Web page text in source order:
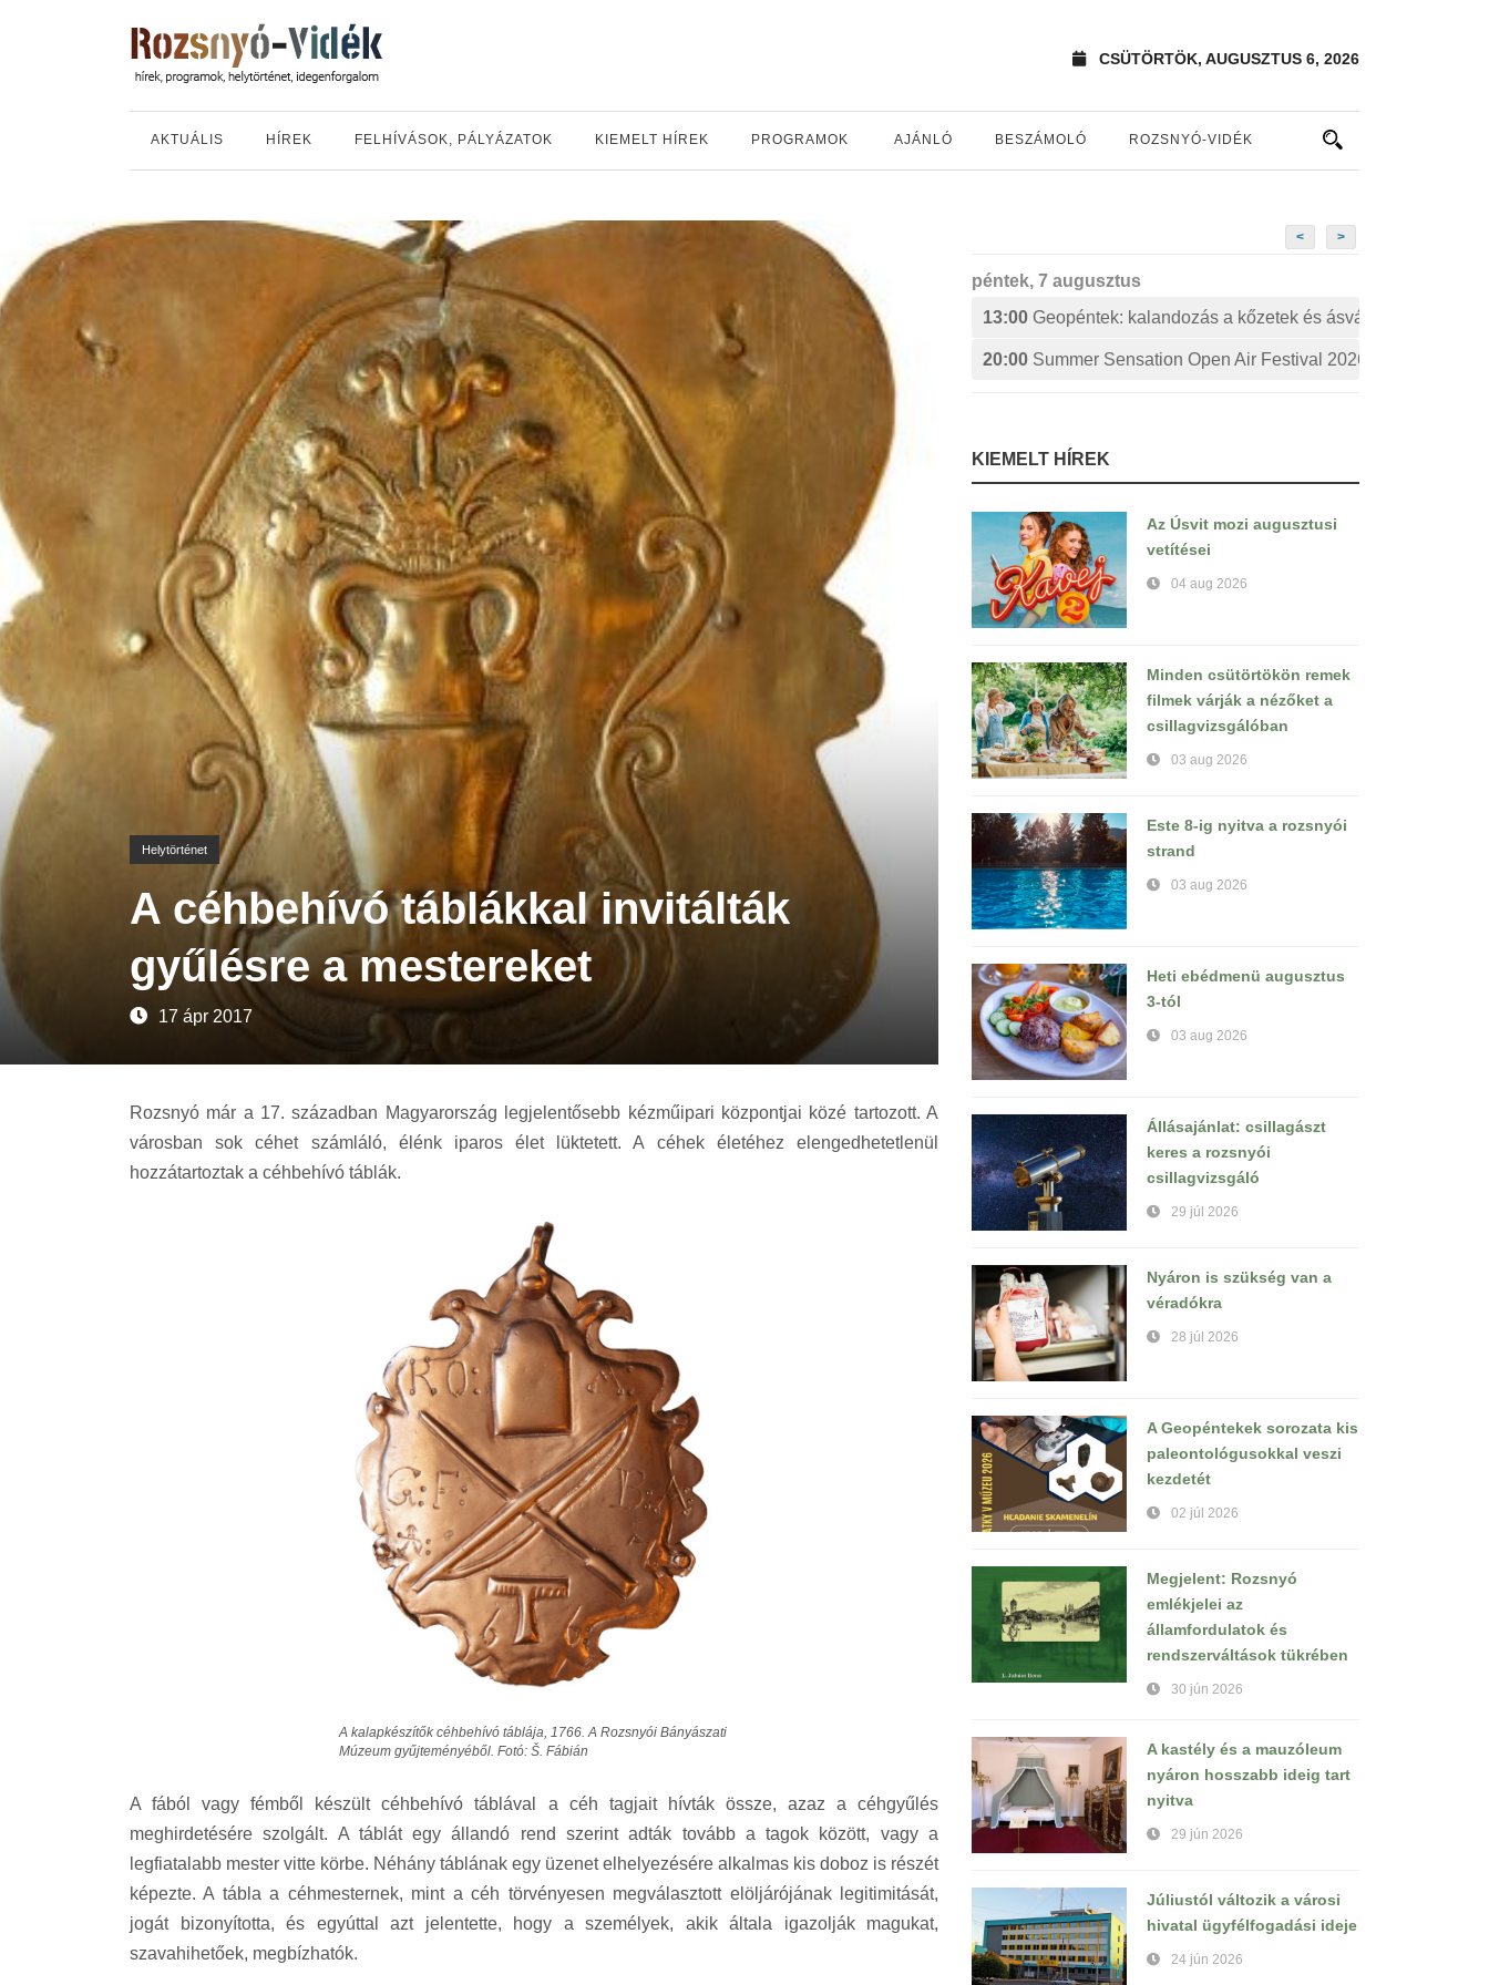
CSÜTÖRTÖK, AUGUSZTUS 6, 2026
AKTUÁLIS HÍREK FELHÍVÁSOK, PÁLYÁZATOK KIEMELT HÍREK PROGRAMOK AJÁNLÓ BESZÁMOLÓ ROZSNYÓ-VIDÉK
Helytörténet
A céhbehívó táblákkal invitálták
gyűlésre a mestereket
17 ápr 2017
Rozsnyó már a 17. században Magyarország legjelentősebb kézműipari központjai közé tartozott. A
városban sok céhet számláló, élénk iparos élet lüktetett. A céhek életéhez elengedhetetlenül
hozzátartoztak a céhbehívó táblák.
A kalapkészítők céhbehívó táblája, 1766. A Rozsnyói Bányászati
Múzeum gyűjteményéből. Fotó: Š. Fábián
A fából vagy fémből készült céhbehívó táblával a céh tagjait hívták össze, azaz a céhgyűlés
meghirdetésére szolgált. A táblát egy állandó rend szerint adták tovább a tagok között, vagy a
legfiatalabb mester vitte körbe. Néhány táblának egy üzenet elhelyezésére alkalmas kis doboz is részét
képezte. A tábla a céhmesternek, mint a céh törvényesen megválasztott elöljárójának legitimitását,
jogát bizonyította, és egyúttal azt jelentette, hogy a személyek, akik általa igazolják magukat,
szavahihetőek, megbízhatók.
< >
péntek, 7 augusztus
13:00 Geopéntek: kalandozás a kőzetek és ásványok izgalmas
20:00 Summer Sensation Open Air Festival 2026:
KIEMELT HÍREK
Az Úsvit mozi augusztusi
vetítései
04 aug 2026
Minden csütörtökön remek
filmek várják a nézőket a
csillagvizsgálóban
03 aug 2026
Este 8-ig nyitva a rozsnyói
strand
03 aug 2026
Heti ebédmenü augusztus
3-tól
03 aug 2026
Állásajánlat: csillagászt
keres a rozsnyói
csillagvizsgáló
29 júl 2026
Nyáron is szükség van a
véradókra
28 júl 2026
A Geopéntekek sorozata kis
paleontológusokkal veszi
kezdetét
02 júl 2026
Megjelent: Rozsnyó
emlékjelei az
államfordulatok és
rendszerváltások tükrében
30 jún 2026
A kastély és a mauzóleum
nyáron hosszabb ideig tart
nyitva
29 jún 2026
Júliustól változik a városi
hivatal ügyfélfogadási ideje
24 jún 2026